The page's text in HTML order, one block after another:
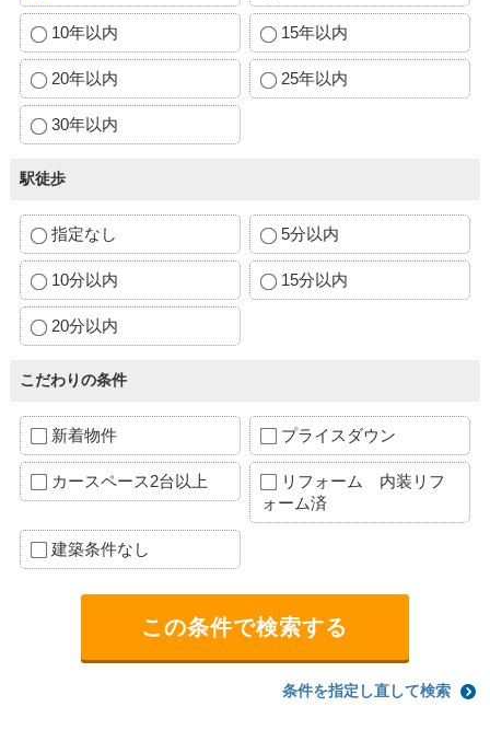
10年以内 15年以内
20年以内 25年以内
30年以内
駅徒歩
指定なし 5分以内
10分以内 15分以内
20分以内
こだわりの条件
新着物件 プライスダウン
カースペース2台以上
リフォーム 内装リフ
ォーム済
建築条件なし
条件を指定し直して検索